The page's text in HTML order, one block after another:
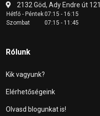
2132 Göd, Ady Endre út 121.
Hétfő - Péntek07:15 - 16:15
Szombat
07:15 - 11:45
Rólunk
Kik vagyunk?
Elérhetőségeink
Olvasd blogunkat is!